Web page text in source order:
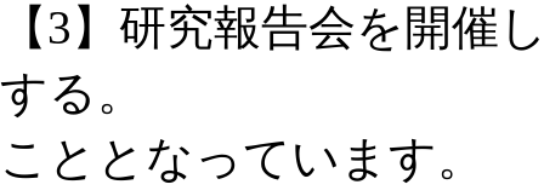
【3】研究報告会を開催
する。
こととなっています。